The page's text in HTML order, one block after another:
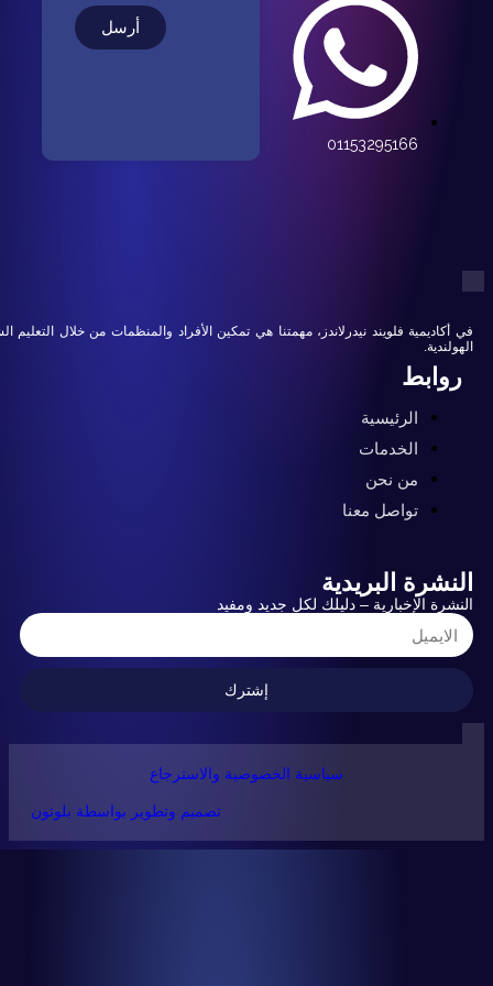
01153295166
فلويند نيدرلاندز، مهمتنا هي تمكين الأفراد والمنظمات من خلال التعليم الشامل للغة
الرئيسية
الخدمات
من نحن
تواصل معنا
البريدية
– دليلك لكل جديد ومفيد
سياسية الخصوصية والاسترجاع
تصميم وتطوير بواسطة بلوتون